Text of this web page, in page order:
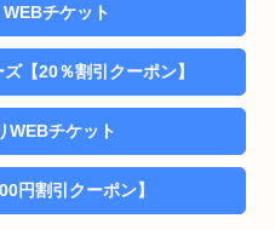
チケット
【20％割引クーポン】
チケット
円割引クーポン】